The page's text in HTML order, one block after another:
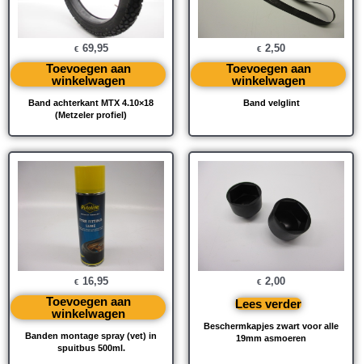
Band achterkant MTX 4.10×18
(Metzeler profiel)
€ 69,95
Toevoegen aan
winkelwagen
Band velglint
€ 2,50
Toevoegen aan
winkelwagen
Banden montage spray (vet) in
spuitbus 500ml.
€ 16,95
Toevoegen aan
winkelwagen
Beschermkapjes zwart voor alle
19mm asmoeren
€ 2,00
Lees verder